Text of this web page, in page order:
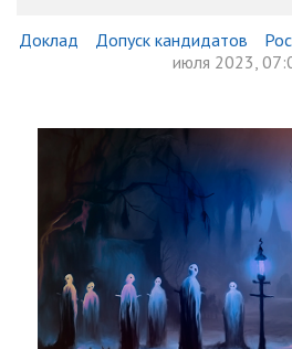
Доклад Допуск кандидатов
июля 2023,